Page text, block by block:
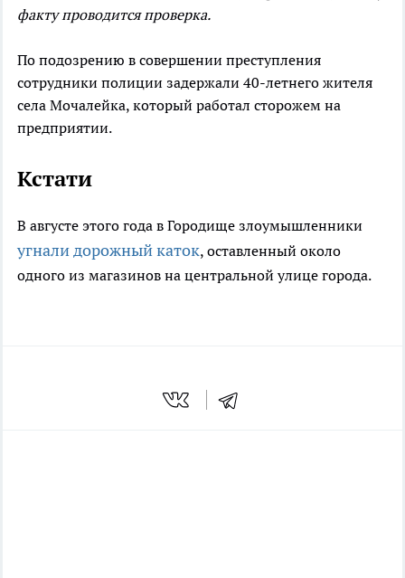
факту проводится проверка.
По подозрению в совершении преступления
сотрудники полиции задержали 40-летнего жителя
села Мочалейка, который работал сторожем на
предприятии.
Кстати
В августе этого года в Городище злоумышленники
угнали дорожный каток, оставленный около
одного из магазинов на центральной улице города.